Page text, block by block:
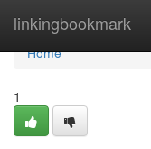
linkingbookmark
Home
Home
1